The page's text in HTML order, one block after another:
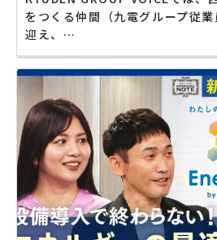
をつくる仲間（九電グループ従
迎え、…